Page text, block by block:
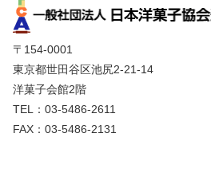
〒154-0001
東京都世田谷区池尻2-21-14
洋菓子会館2階
TEL：03-5486-2611
FAX：03-5486-2131